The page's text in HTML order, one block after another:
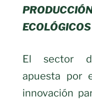
ECOLÓGICOS
El sector
apuesta por
innovación